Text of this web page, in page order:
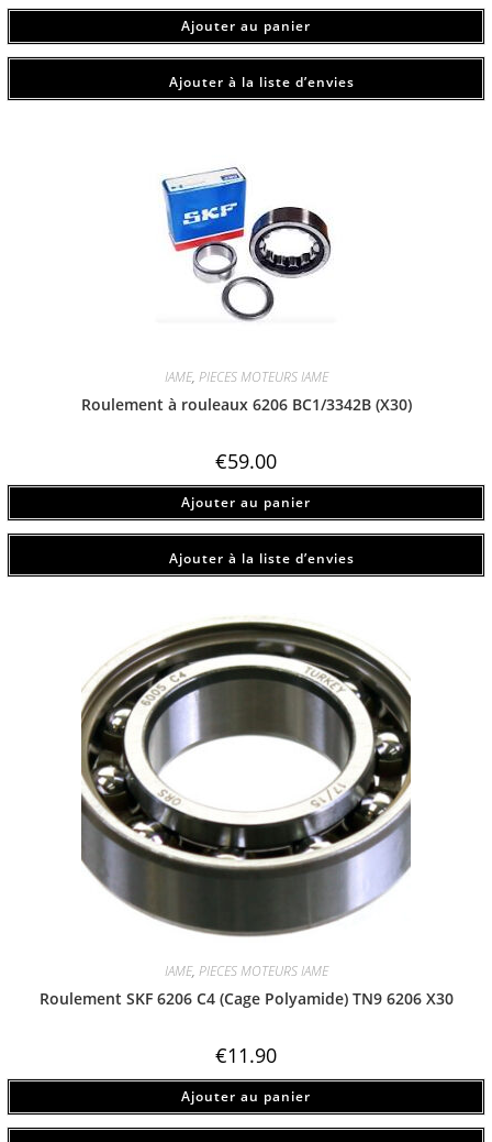
Ajouter au panier
Ajouter à la liste d’envies
IAME, PIECES MOTEURS IAME
Roulement à rouleaux 6206 BC1/3342B (X30)
€59.00
Ajouter au panier
Ajouter à la liste d’envies
IAME, PIECES MOTEURS IAME
Roulement SKF 6206 C4 (Cage Polyamide) TN9 6206 X30
€11.90
Ajouter au panier